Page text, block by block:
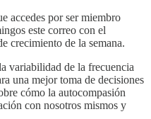
accedes por ser miembro
este correo con el
crecimiento de la semana.
variabilidad de la frecuencia
una mejor toma de decisiones
cómo la autocompasión
con nosotros mismos y